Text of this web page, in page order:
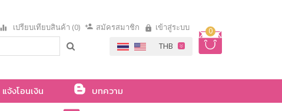
0
เปรียบเทียบสินค้า (0) สมัครสมาชิก เข้าสู่ระบบ
แจ้งโอนเงิน
บทความ